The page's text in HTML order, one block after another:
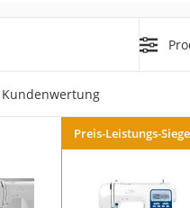
Kundenwertung
Preis-Leistungs-